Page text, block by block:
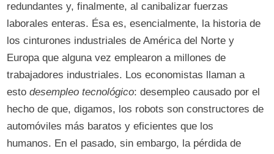
redundantes y, finalmente, al canibalizar fuerzas
laborales enteras. Ésa es, esencialmente, la historia de
los cinturones industriales de América del Norte y
Europa que alguna vez emplearon a millones de
trabajadores industriales. Los economistas llaman a
estodesempleo tecnológico: desempleo causado por el
hecho de que, digamos, los robots son constructores de
automóviles más baratos y eficientes que los
humanos. En el pasado, sin embargo, la pérdida de